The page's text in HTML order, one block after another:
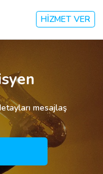
HİZMET VER
mesajlaş